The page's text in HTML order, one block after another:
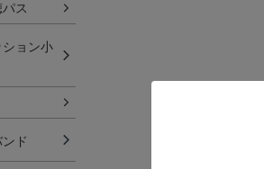
ス
ョン小
ド